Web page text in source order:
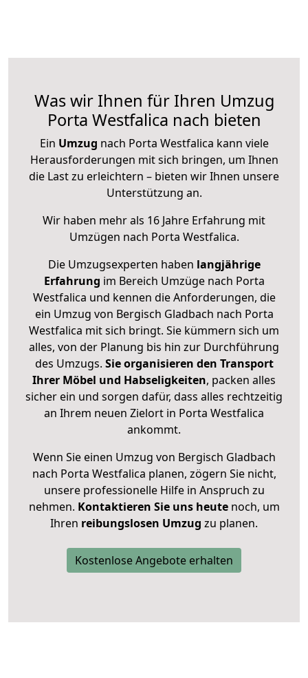
Was wir Ihnen für Ihren Umzug
Porta Westfalica nach bieten
Ein Umzug nach Porta Westfalica kann viele
Herausforderungen mit sich bringen, um Ihnen
die Last zu erleichtern – bieten wir Ihnen unsere
Unterstützung an.
Wir haben mehr als 16 Jahre Erfahrung mit
Umzügen nach Porta Westfalica.
Die Umzugsexperten haben langjährige
Erfahrung im Bereich Umzüge nach Porta
Westfalica und kennen die Anforderungen, die
ein Umzug von Bergisch Gladbach nach Porta
Westfalica mit sich bringt. Sie kümmern sich um
alles, von der Planung bis hin zur Durchführung
des Umzugs. Sie organisieren den Transport
Ihrer Möbel und Habseligkeiten, packen alles
sicher ein und sorgen dafür, dass alles rechtzeitig
an Ihrem neuen Zielort in Porta Westfalica
ankommt.
Wenn Sie einen Umzug von Bergisch Gladbach
nach Porta Westfalica planen, zögern Sie nicht,
unsere professionelle Hilfe in Anspruch zu
nehmen. Kontaktieren Sie uns heutenoch, um
Ihren reibungslosen Umzug zu planen.
Kostenlose Angebote erhalten